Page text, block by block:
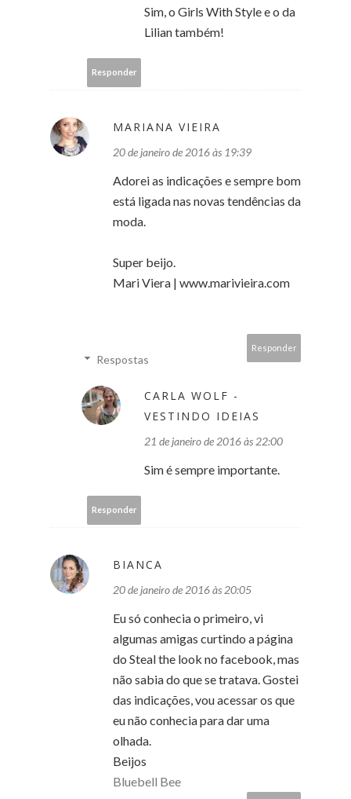
Sim, o Girls With Style e o da
Lilian também!
Responder
MARIANA VIEIRA
20 de janeiro de 2016 às 19:39
Adorei as indicações e sempre bom
está ligada nas novas tendências da
moda.
Super beijo.
Mari Viera | www.marivieira.com
Responder
Respostas
CARLA WOLF -
VESTINDO IDEIAS
21 de janeiro de 2016 às 22:00
Sim é sempre importante.
Responder
BIANCA
20 de janeiro de 2016 às 20:05
Eu só conhecia o primeiro, vi
algumas amigas curtindo a página
do Steal the look no facebook, mas
não sabia do que se tratava. Gostei
das indicações, vou acessar os que
eu não conhecia para dar uma
olhada.
Beijos
Bluebell Bee